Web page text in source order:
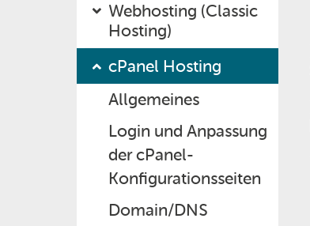
Webhosting (Classic
Hosting)
cPanel Hosting
Allgemeines
Login und Anpassung
der cPanel-
Konfigurationsseiten
Domain/DNS